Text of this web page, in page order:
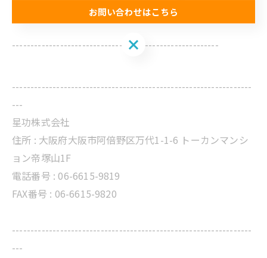
--------------------------------------------------------
-----------------------------------------------------------------
---
星功株式会社
住所 : 大阪府大阪市阿倍野区万代1-1-6 トーカンマンシ
ョン帝塚山1F
電話番号 : 06-6615-9819
FAX番号 : 06-6615-9820
-----------------------------------------------------------------
---
お問い合わせはこちら
お問い合わせはこちら